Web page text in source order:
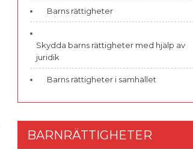
Barns rättigheter
Skydda barns rättigheter med hjälp av
juridik
Barns rättigheter i samhället
BARNRÄTTIGHETER